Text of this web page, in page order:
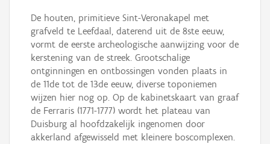
De houten, primitieve Sint-Veronakapel met
grafveld te Leefdaal, daterend uit de 8ste eeuw,
vormt de eerste archeologische aanwijzing voor de
kerstening van de streek. Grootschalige
ontginningen en ontbossingen vonden plaats in
de 11de tot de 13de eeuw, diverse toponiemen
wijzen hier nog op. Op de kabinetskaart van graaf
de Ferraris (1771-1777) wordt het plateau van
Duisburg al hoofdzakelijk ingenomen door
akkerland afgewisseld met kleinere boscomplexen.